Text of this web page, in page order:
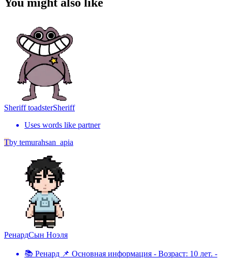
You might also like
Sheriff toadsterSheriff
Uses words like partner
Tby temurahsan_apia
РенардСын Ноэля
📚 Ренард 📌 Основная информация - Возраст: 10 лет. -